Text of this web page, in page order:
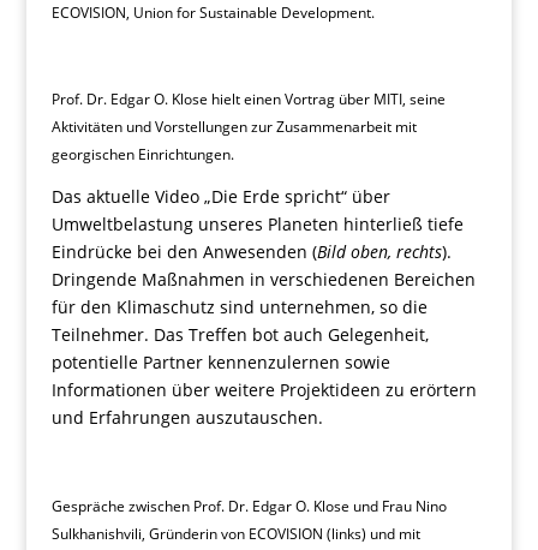
ECOVISION, Union for Sustainable Development.
Prof. Dr. Edgar O. Klose hielt einen Vortrag über MITI, seine
Aktivitäten und Vorstellungen zur Zusammenarbeit mit
georgischen Einrichtungen.
Das aktuelle Video „Die Erde spricht“ über
Umweltbelastung unseres Planeten hinterließ tiefe
Eindrücke bei den Anwesenden (Bild oben, rechts).
Dringende Maßnahmen in verschiedenen Bereichen
für den Klimaschutz sind unternehmen, so die
Teilnehmer. Das Treffen bot auch Gelegenheit,
potentielle Partner kennenzulernen sowie
Informationen über weitere Projektideen zu erörtern
und Erfahrungen auszutauschen.
Gespräche zwischen Prof. Dr. Edgar O. Klose und Frau Nino
Sulkhanishvili, Gründerin von ECOVISION (links) und mit